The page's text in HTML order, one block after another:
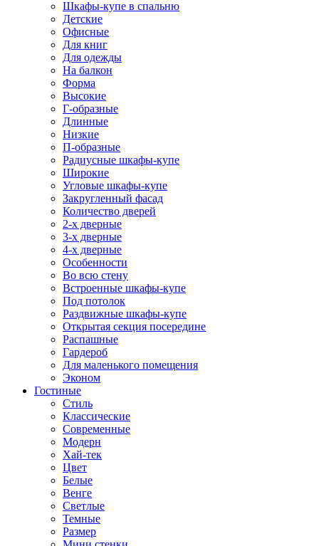
Шкафы-купе в спальню
Детские
Офисные
Для книг
Для одежды
На балкон
Форма
Высокие
Г-образные
Длинные
Низкие
П-образные
Радиусные шкафы-купе
Широкие
Угловые шкафы-купе
Закругленный фасад
Количество дверей
2-х дверные
3-х дверные
4-х дверные
Особенности
Во всю стену
Встроенные шкафы-купе
Под потолок
Раздвижные шкафы-купе
Открытая секция посередине
Распашные
Гардероб
Для маленького помещения
Эконом
Гостиные
Стиль
Классические
Современные
Модерн
Хай-тек
Цвет
Белые
Венге
Светлые
Темные
Размер